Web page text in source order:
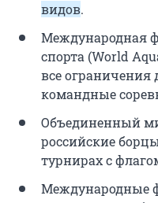
видов.
Международная
спорта (World
все
командные
Объединенный
российские
турнирах с
Международные